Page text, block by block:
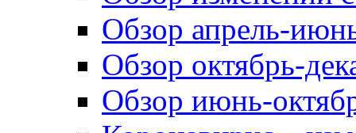
Обзор апрель-
Обзор октябрь-
Обзор июнь-